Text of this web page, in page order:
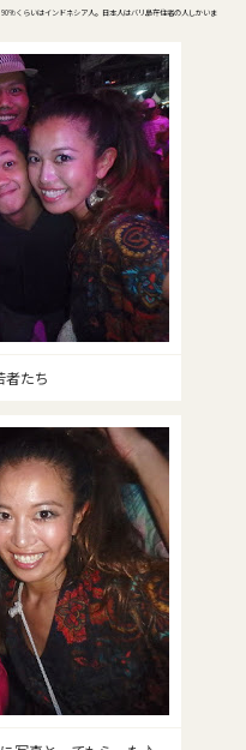
くらいはインドネシア人。日本人はバリ島在住者の人しかいま
者たち